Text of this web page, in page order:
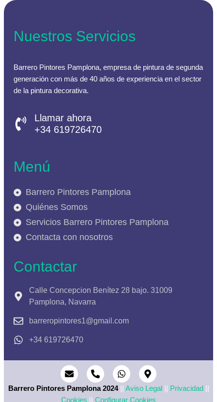
Nuestros Servicios
Barrero Pintores Pamplona, empresa de pintura de segunda
generación con más de 40 años de experiencia en el sector
de la pintura decorativa.
Llamar ahora
+34 619726470
Menú
Barrero Pintores Pamplona
Quiénes Somos
Servicios Barrero Pintores Pamplona
Contacta con nosotros
Contactar
Calle Concepcion Benítez 28 bajo. 31009
Pamplona, Navarra
barreropintores1@gmail.com
+34 619726470
Barrero Pintores Pamplona 2024|| Aviso Legal|| Privacidad||
Cookies || Configurar Cookies